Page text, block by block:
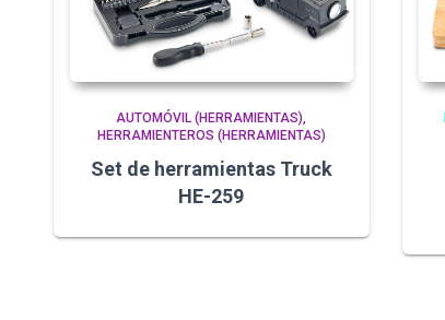
AUTOMÓVIL (HERRAMIENTAS)
HERRAMIENTEROS (HERRAMIENTAS)
Set de herramientas Truck
HE-259